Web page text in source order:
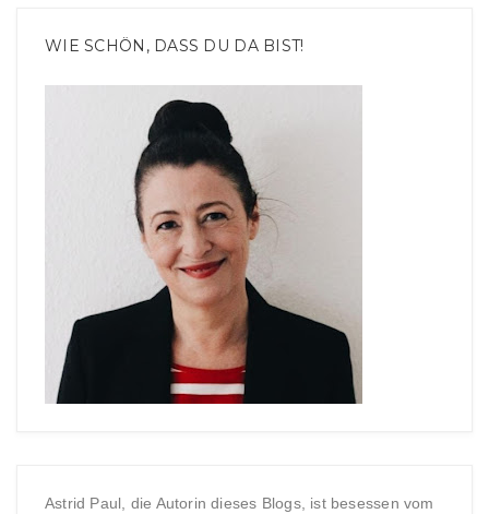
WIE SCHÖN, DASS DU DA BIST!
Astrid Paul, die Autorin dieses Blogs, ist besessen vom